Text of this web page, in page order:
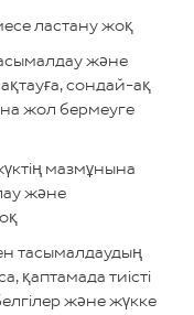
ластану жоқ
және
сондай-ақ
жол бермеуге
мазмұнына
және
тасымалдаудың
қаптамада тиісті
және жүкке